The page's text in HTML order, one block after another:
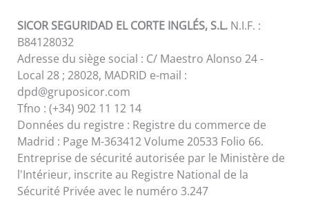
SICOR SEGURIDAD EL CORTE INGLÉS, S.L.N.I.F. :
B84128032
Adresse du siège social : C/ Maestro Alonso 24 -
Local 28 ; 28028, MADRID e-mail :
dpd@gruposicor.com
Tfno : (+34) 902 11 12 14
Données du registre : Registre du commerce de
Madrid : Page M-363412 Volume 20533 Folio 66.
Entreprise de sécurité autorisée par le Ministère de
l'Intérieur, inscrite au Registre National de la
Sécurité Privée avec le numéro 3.247